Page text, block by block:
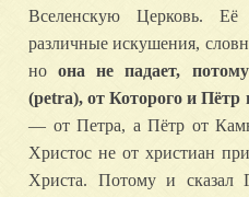
Вселенскую Церковь.
различные искушения,
но она не падает,
(petra), от Которого и
— от Петра, а Пётр от
Христос не от христиан
Христа. Потому и сказал